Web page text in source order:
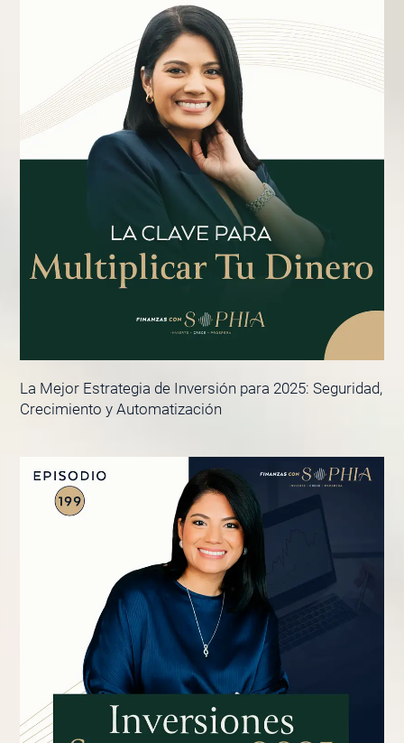
La Mejor Estrategia de Inversión para 2025: Seguridad,
Crecimiento y Automatización